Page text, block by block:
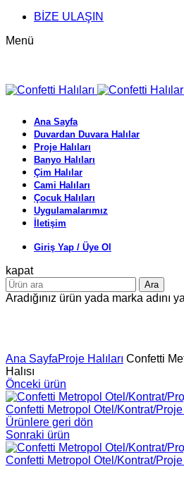
BİZE ULAŞIN
Menü
Ana Sayfa
Duvardan Duvara Halılar
Proje Halıları
Banyo Halıları
Çim Halılar
Cami Halıları
Çocuk Halıları
Uygulamalarımız
İletişim
Giriş Yap / Üye Ol
kapat
Ara
Aradığınız ürün yada marka adını
Ana SayfaProje Halıları Confetti
Halısı
Önceki ürün
Confetti Metropol Otel/Kontrat/Proje
Ürünlere geri dön
Sonraki ürün
Confetti Metropol Otel/Kontrat/Proje